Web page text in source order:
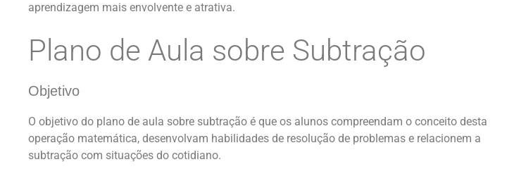
aprendizagem mais envolvente e atrativa.
Plano de Aula sobre Subtração
Objetivo
O objetivo do plano de aula sobre subtração é que os alunos compreendam o conceito desta
operação matemática, desenvolvam habilidades de resolução de problemas e relacionem a
subtração com situações do cotidiano.